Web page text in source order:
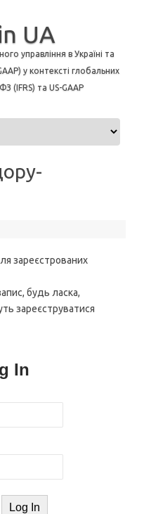
UA
управління в Україні та
у контексті глобальних
(IFRS) та US-GAAP
зареєстрованих
будь ласка,
зареєструватися
In